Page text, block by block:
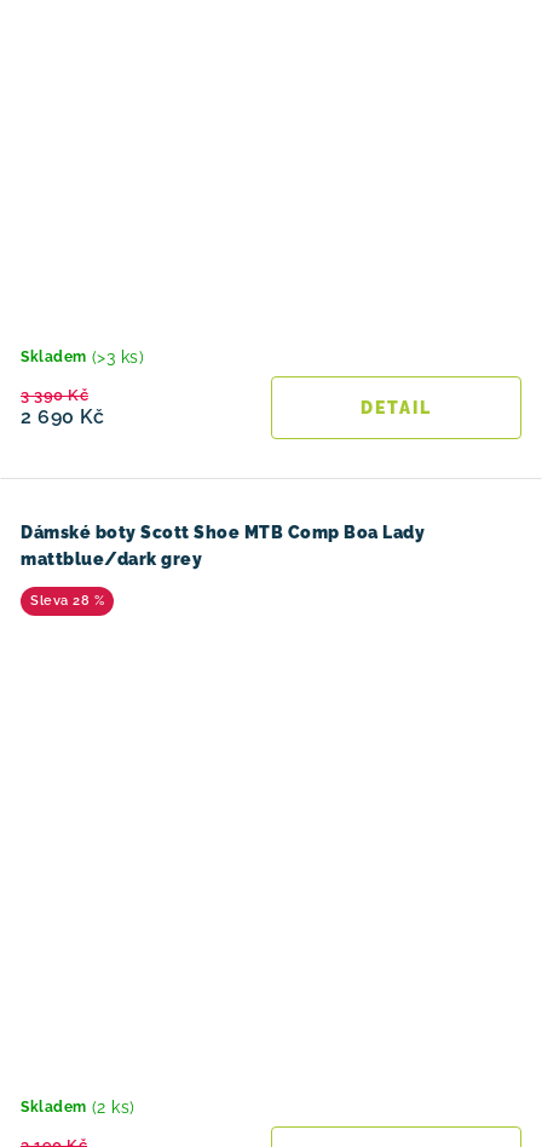
Skladem (>3 ks)
2 690 Kč
3 390 Kč
Dámské boty Scott Shoe MTB Comp Boa Lady
mattblue/dark grey
28 %
Skladem (2 ks)